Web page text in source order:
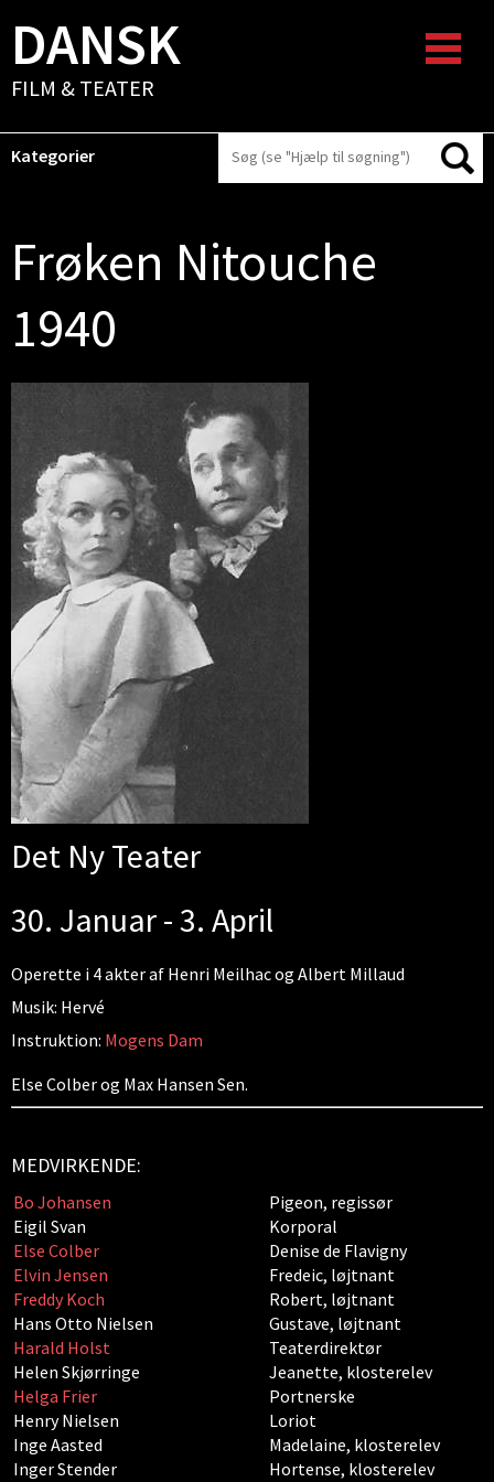
DANSK
FILM & TEATER
Kategorier
Frøken Nitouche
1940
Det Ny Teater
30. Januar - 3. April
Operette i 4 akter af Henri Meilhac og Albert Millaud
Musik: Hervé
Instruktion: Mogens Dam
Else Colber og Max Hansen Sen.
MEDVIRKENDE:
Bo Johansen
Pigeon, regissør
Eigil Svan
Korporal
Else Colber
Denise de Flavigny
Elvin Jensen
Fredeic, løjtnant
Freddy Koch
Robert, løjtnant
Hans Otto Nielsen
Gustave, løjtnant
Harald Holst
Teaterdirektør
Helen Skjørringe
Jeanette, klosterelev
Helga Frier
Portnerske
Henry Nielsen
Loriot
Inge Aasted
Madelaine, klosterelev
Inger Stender
Hortense, klosterelev